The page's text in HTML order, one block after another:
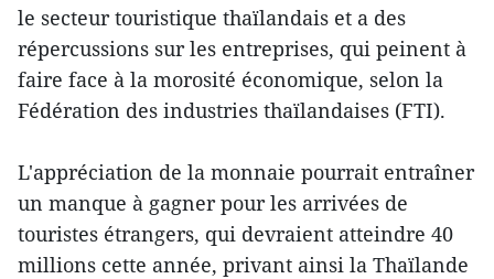
le secteur touristique thaïlandais et a des
répercussions sur les entreprises, qui peinent à
faire face à la morosité économique, selon la
Fédération des industries thaïlandaises (FTI).
L'appréciation de la monnaie pourrait entraîner
un manque à gagner pour les arrivées de
touristes étrangers, qui devraient atteindre 40
millions cette année, privant ainsi la Thaïlande